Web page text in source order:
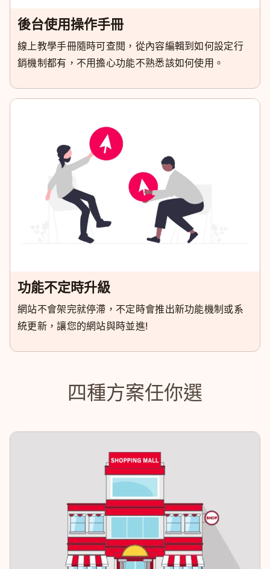
後台使用操作手冊
線上教學手冊隨時可查閱，從內容編輯到如何設定行
銷機制都有，不用擔心功能不熟悉該如何使用。
功能不定時升級
網站不會架完就停滯，不定時會推出新功能機制或系
統更新，讓您的網站與時並進!
四種方案任你選